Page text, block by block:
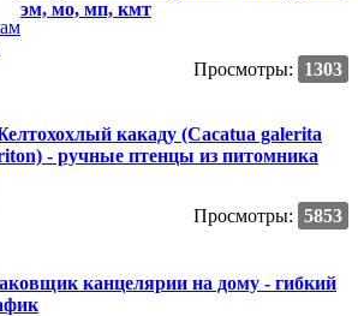
эм, мо, мп, кмт
Просмотры: 1303
какаду (Сacatua galerita
- ручные птенцы из питомника
Просмотры: 5853
канцелярии на дому - гибкий